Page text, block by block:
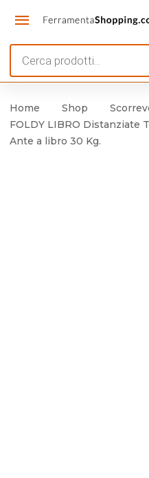
search
Home Shop
FOLDY LIBRO Distanziate
Ante a libro 30 Kg.